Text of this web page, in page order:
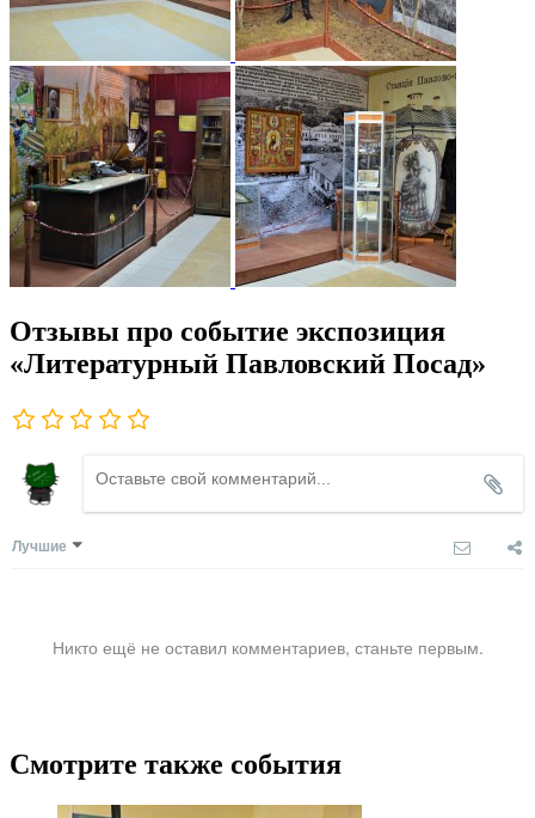
Отзывы про событие экспозиция
«Литературный Павловский Посад»
Лучшие
Никто ещё не оставил комментариев, станьте первым.
Смотрите также события